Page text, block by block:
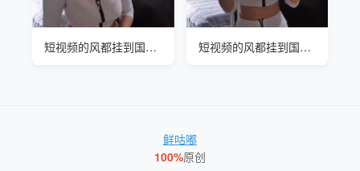
短视频的风都挂到国外了吗#玛蒂娜·史密斯(martina smith) 短视频的风都挂到国外了吗#玛蒂娜·史密斯(martina smith)
鲜咕嘟
100%原创